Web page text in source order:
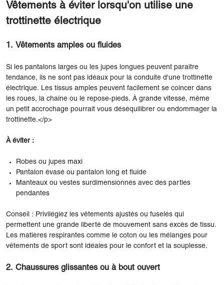
Vêtements à éviter lorsqu'on utilise une
trottinette électrique
1. Vêtements amples ou fluides
Si les pantalons larges ou les jupes longues peuvent paraître
tendance, ils ne sont pas idéaux pour la conduite d'une trottinette
électrique. Les tissus amples peuvent facilement se coincer dans
les roues, la chaîne ou le repose-pieds. À grande vitesse, même
un petit accrochage pourrait vous déséquilibrer ou endommager la
trottinette.</p>
À éviter :
Robes ou jupes maxi
Pantalon évasé ou pantalon long et fluide
Manteaux ou vestes surdimensionnés avec des parties
pendantes
Conseil : Privilégiez les vêtements ajustés ou fuselés qui
permettent une grande liberté de mouvement sans excès de tissu.
Les matières respirantes comme le coton ou les mélanges pour
vêtements de sport sont idéales pour le confort et la souplesse.
2. Chaussures glissantes ou à bout ouvert